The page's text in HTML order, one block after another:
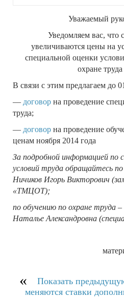
Уважаемый
Уведомляем вас, что
увеличиваются цены на
специальной оценки
охране
В связи с этим предлагаем до
— договор на проведение
труда;
— договор на проведение
ценам ноября 2014 года
За подробной информацией по
условий труда обращайтесь
Ничиков Игорь Викторович
«ТМЦОТ);
по обучению по охране труда
Наталье Александровна
Показать
меняются ставки